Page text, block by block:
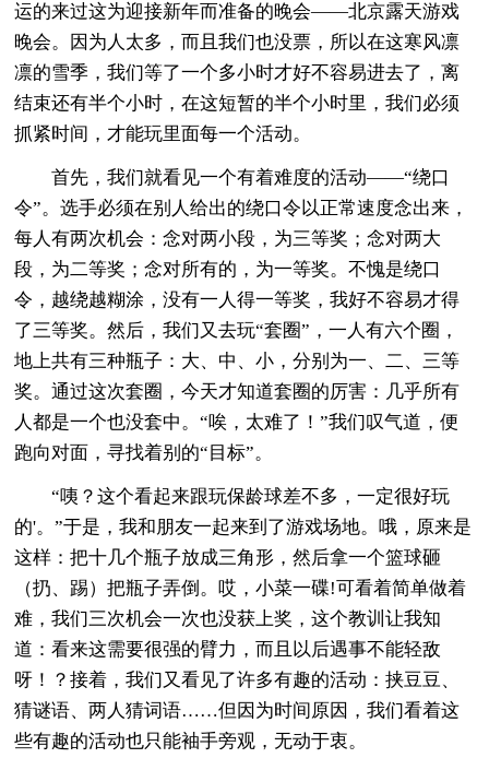
运的来过这为迎接新年而准备的晚会——北京露天游戏
晚会。因为人太多，而且我们也没票，所以在这寒风凛
凛的雪季，我们等了一个多小时才好不容易进去了，离
结束还有半个小时，在这短暂的半个小时里，我们必须
抓紧时间，才能玩里面每一个活动。
首先，我们就看见一个有着难度的活动——“绕口
令”。选手必须在别人给出的绕口令以正常速度念出来，
每人有两次机会：念对两小段，为三等奖；念对两大
段，为二等奖；念对所有的，为一等奖。不愧是绕口
令，越绕越糊涂，没有一人得一等奖，我好不容易才得
了三等奖。然后，我们又去玩“套圈”，一人有六个圈，
地上共有三种瓶子：大、中、小，分别为一、二、三等
奖。通过这次套圈，今天才知道套圈的厉害：几乎所有
人都是一个也没套中。“唉，太难了！”我们叹气道，便
跑向对面，寻找着别的“目标”。
“咦？这个看起来跟玩保龄球差不多，一定很好玩
的'。”于是，我和朋友一起来到了游戏场地。哦，原来是
这样：把十几个瓶子放成三角形，然后拿一个篮球砸
（扔、踢）把瓶子弄倒。哎，小菜一碟!可看着简单做着
难，我们三次机会一次也没获上奖，这个教训让我知
道：看来这需要很强的臂力，而且以后遇事不能轻敌
呀！？接着，我们又看见了许多有趣的活动：挟豆豆、
猜谜语、两人猜词语……但因为时间原因，我们看着这
些有趣的活动也只能袖手旁观，无动于衷。